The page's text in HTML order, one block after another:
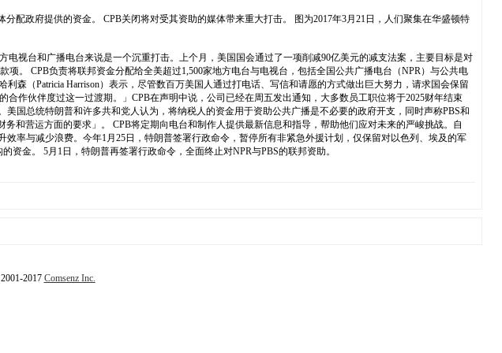
配政府提供的资金。 CPB关闭将对受其资助的媒体带来重大打击。 图为2017年3月21日，人们聚集在华盛顿特
视台和广播电台来说是一个沉重打击。上个月，美国国会通过了一项削减90亿美元的减支法案，主要目标是对
。 CPB负责将联邦资金分配给全美超过1,500家地方电台与电视台，包括全国公共广播电台（NPR）与公共电
森（Patricia Harrison）表示，尽管数百万美国人通过打电话、写信和请愿的方式做出巨大努力，请求国会保留
作伙伴度过这一过渡期。」CPB在声明中说，公司已经在周五发出通知，大多数员工职位将于2025财年结束
国总统特朗普和许多共和党人认为，将纳税人的资金用于资助公共广播是不必要的政府开支，同时声称PBS和
和营运方面的要求」。 CPB将定期向电台和制作人提供最新信息和指导，帮助他们应对未来的严峻挑战。自
率与减少浪费。今年1月25日，特朗普签署行政命令，暂停所有非紧急外援计划，仅保留对以色列、埃及的军
资金。 5月1日，特朗普再签署行政命令，全面终止对NPR与PBS的联邦资助。
2017 Comsenz Inc.